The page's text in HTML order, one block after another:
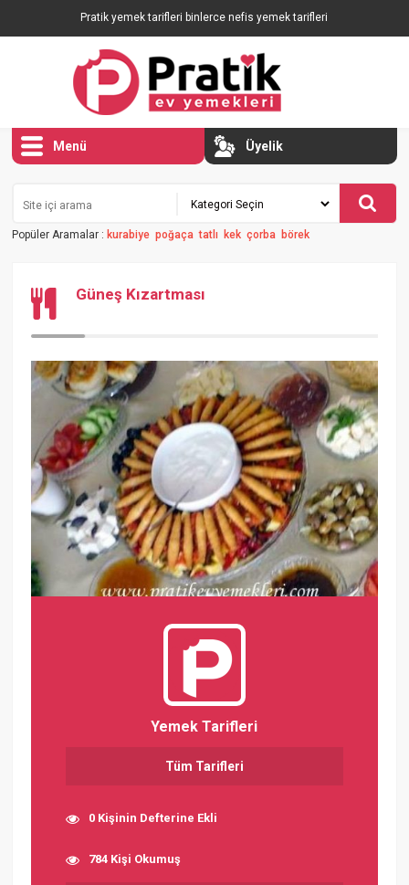
Pratik yemek tarifleri binlerce nefis yemek tarifleri
Menü Üyelik
Popüler Aramalar : kurabiye poğaça tatlı kek çorba börek
Güneş Kızartması
Yemek Tarifleri
Tüm Tarifleri
0 Kişinin Defterine Ekli
784 Kişi Okumuş